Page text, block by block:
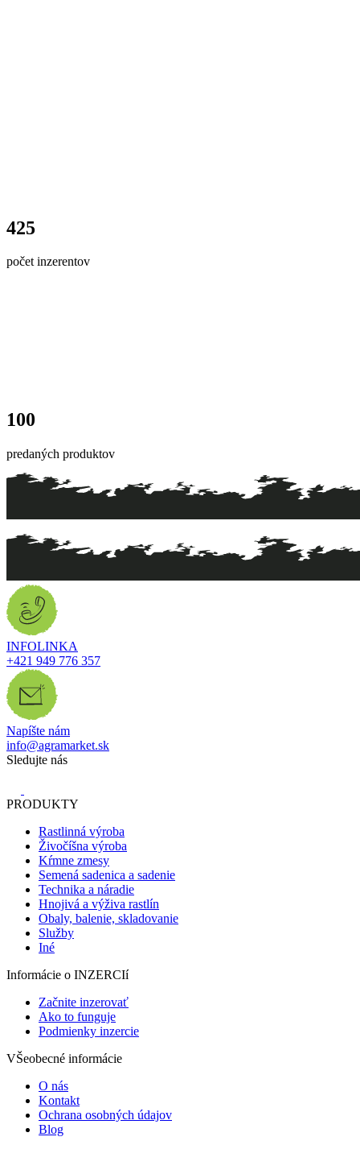
425
počet inzerentov
100
predaných produktov
INFOLINKA
+421 949 776 357
Napíšte nám
info@agramarket.sk
Sledujte nás
PRODUKTY
Rastlinná výroba
Živočíšna výroba
Kŕmne zmesy
Semená sadenica a sadenie
Technika a náradie
Hnojivá a výživa rastlín
Obaly, balenie, skladovanie
Služby
Iné
Informácie o INZERCIí
Začnite inzerovať
Ako to funguje
Podmienky inzercie
VŠeobecné informácie
O nás
Kontakt
Ochrana osobných údajov
Blog